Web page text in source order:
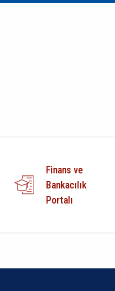
Finans ve
Bankacılık
Portalı